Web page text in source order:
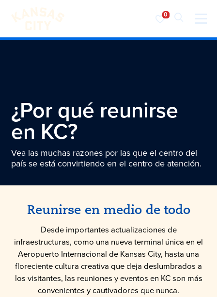
Visita KC
¿Por qué reunirse
en KC?
Vea las muchas razones por las que el centro del
país se está convirtiendo en el centro de atención.
Reunirse en medio de todo
Desde importantes actualizaciones de
infraestructuras, como una nueva terminal única en el
Aeropuerto Internacional de Kansas City, hasta una
floreciente cultura creativa que deja deslumbrados a
los visitantes, las reuniones y eventos en KC son más
convenientes y cautivadores que nunca.